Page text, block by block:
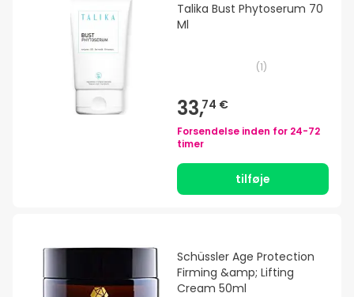
Talika Bust Phytoserum 70
Ml
(1)
33,74 €
Forsendelse inden for 24-72
timer
tilføje
Schüssler Age Protection
Firming &amp; Lifting
Cream 50ml